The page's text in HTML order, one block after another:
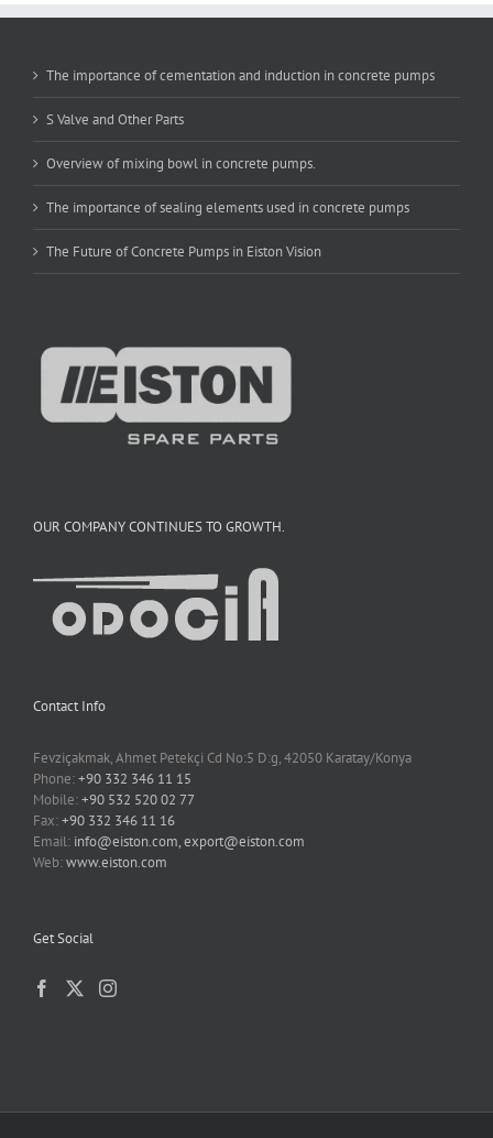
The importance of cementation and induction in concrete pumps
S Valve and Other Parts
Overview of mixing bowl in concrete pumps.
The importance of sealing elements used in concrete pumps
The Future of Concrete Pumps in Eiston Vision
OUR COMPANY CONTINUES TO GROWTH.
Contact Info
Fevziçakmak, Ahmet Petekçi Cd No:5 D:g, 42050 Karatay/Konya
Phone:+90 332 346 11 15
Mobile:+90 532 520 02 77
Fax:+90 332 346 11 16
Email: info@eiston.com, export@eiston.com
Web:www.eiston.com
Get Social